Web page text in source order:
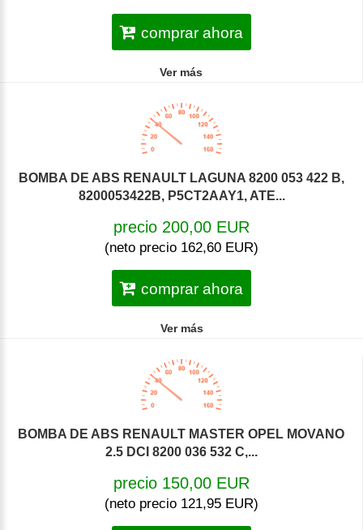
comprar ahora
Ver más
BOMBA DE ABS RENAULT LAGUNA 8200 053 422 B,
8200053422B, P5CT2AAY1, ATE...
precio 200,00 EUR
(neto precio 162,60 EUR)
comprar ahora
Ver más
BOMBA DE ABS RENAULT MASTER OPEL MOVANO
2.5 DCI 8200 036 532 C,...
precio 150,00 EUR
(neto precio 121,95 EUR)